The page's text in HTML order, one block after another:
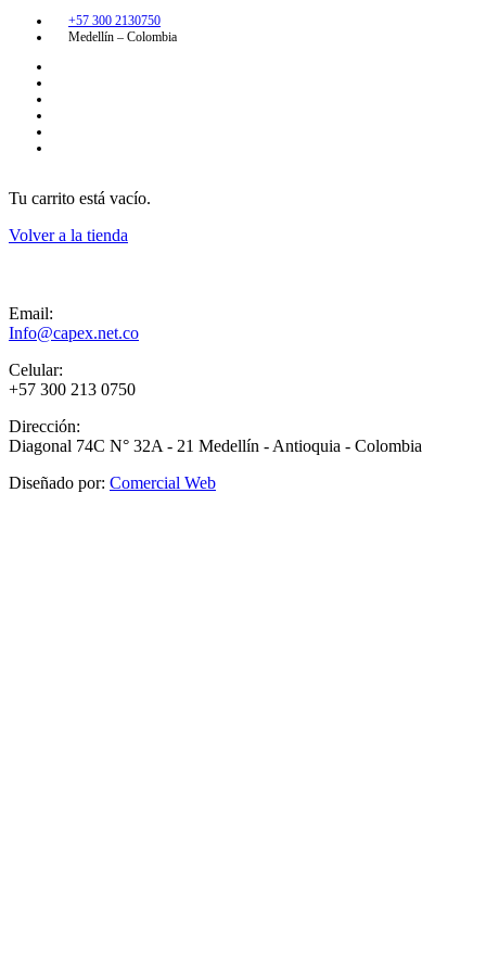
+57 300 2130750
Medellín – Colombia
Tu carrito está vacío.
Volver a la tienda
Email:
Info@capex.net.co
Celular:
+57 300 213 0750
Dirección:
Diagonal 74C N° 32A - 21 Medellín - Antioquia - Colombia
Diseñado por: Comercial Web